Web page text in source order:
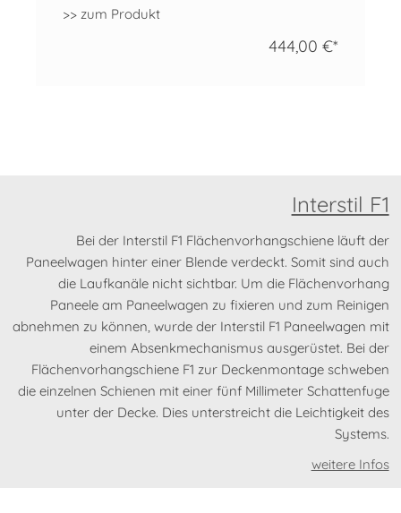
>> zum Produkt
444,00 €*
Interstil F1
Bei der Interstil F1 Flächenvorhangschiene läuft der
Paneelwagen hinter einer Blende verdeckt. Somit sind auch
die Laufkanäle nicht sichtbar. Um die Flächenvorhang
Paneele am Paneelwagen zu fixieren und zum Reinigen
abnehmen zu können, wurde der Interstil F1 Paneelwagen mit
einem Absenkmechanismus ausgerüstet. Bei der
Flächenvorhangschiene F1 zur Deckenmontage schweben
die einzelnen Schienen mit einer fünf Millimeter Schattenfuge
unter der Decke. Dies unterstreicht die Leichtigkeit des
Systems.
weitere Infos